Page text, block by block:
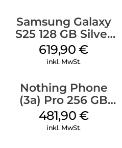
Samsung Galaxy
S25 128 GB Silver
Shadow
619,90€
inkl. MwSt.
Nothing Phone
(3a) Pro 256 GB
Grey
481,90 €
inkl. MwSt.